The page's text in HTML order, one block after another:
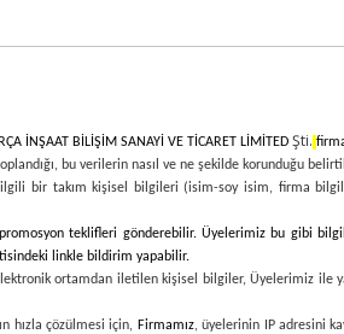
İNŞAAT BİLİŞİM SANAYİ VE TİCARET LİMİTED Şti.
bu verilerin nasıl ve ne şekilde korunduğu
bir takım kişisel bilgileri (isim-soy isim, firma
teklifleri gönderebilir. Üyelerimiz bu gibi
linkle bildirim yapabilir.
ortamdan iletilen kişisel bilgiler, Üyelerimiz ile
hızla çözülmesi için, Firmamız, üyelerinin IP adresini